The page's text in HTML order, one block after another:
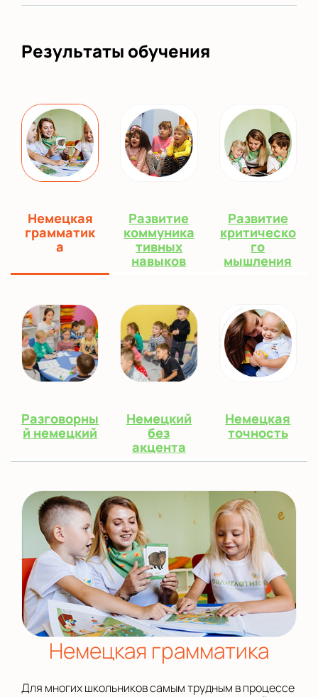
Результаты обучения
Немецкая
грамматик
а
Развитие
коммуника
тивных
навыков
Развитие
критическо
го
мышления
Разговорны
й немецкий
Немецкий
без
акцента
Немецкая
точность
Немецкая грамматика
Для многих школьников самым трудным в процессе